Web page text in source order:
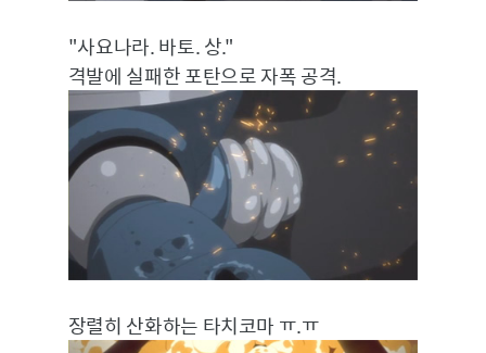
"사요나라. 바토. 상."
격발에 실패한 포탄으로 자폭 공격.
장렬히 산화하는 타치코마 ㅠ.ㅠ